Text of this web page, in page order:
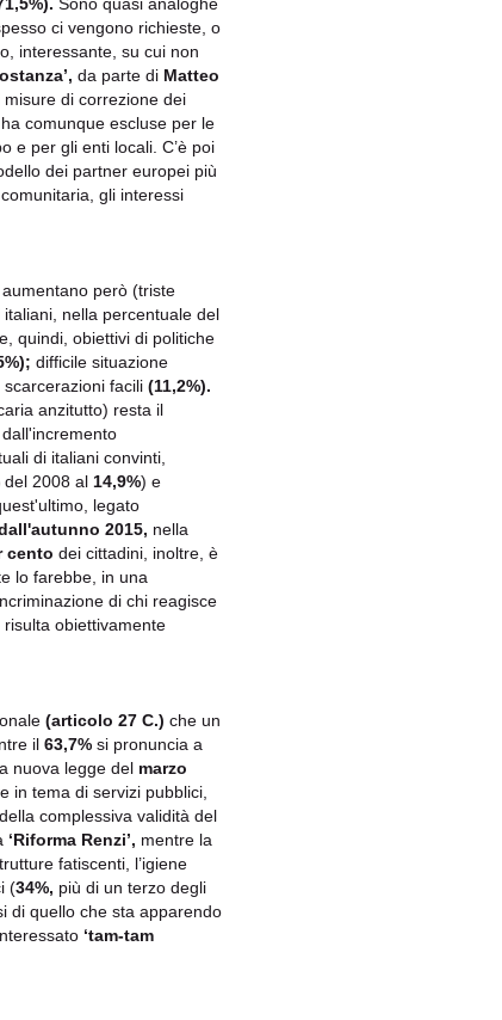
Sono quasi analoghe
ci vengono richieste, o
interessante, su cui non
da parte di Matteo
di correzione dei
comunque escluse per le
e per gli enti locali. C’è poi
dei partner europei più
gli interessi
però (triste
nella percentuale del
quindi, obiettivi di politiche
difficile situazione
facili (11,2%).
anzitutto) resta il
dall'incremento
di italiani convinti,
del 2008 al 14,9%) e
legato
2015, nella
cento dei cittadini, inoltre, è
lo farebbe, in una
di chi reagisce
obiettivamente
(articolo 27 C.) che un
il 63,7% si pronuncia a
nuova legge del marzo
in tema di servizi pubblici,
complessiva validità del
‘Riforma Renzi’, mentre la
fatiscenti, l’igiene
(34%, più di un terzo degli
di quello che sta apparendo
‘tam-tam